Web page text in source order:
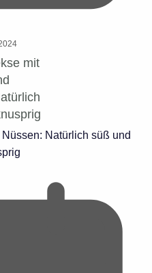
Natürlich süß und